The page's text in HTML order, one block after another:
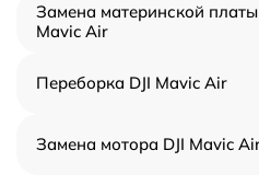
Замена материнской платы
Mavic Air
Переборка DJI Mavic Air
Замена мотора DJI Mavic